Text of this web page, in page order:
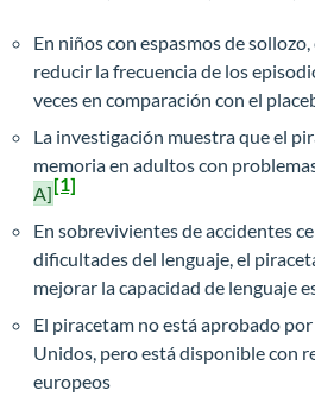
En niños con espasmos de
reducir la frecuencia de los
veces en comparación con el
La investigación muestra que el
memoria en adultos con
A][1]
En sobrevivientes de accidentes
dificultades del lenguaje, el
mejorar la capacidad de lenguaje
El piracetam no está aprobado
Unidos, pero está disponible con
europeos